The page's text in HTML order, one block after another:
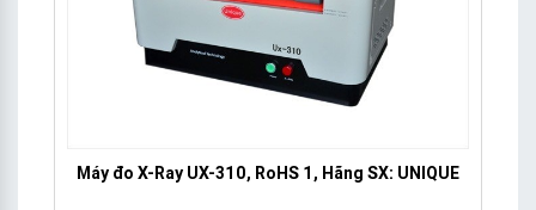
Máy đo X-Ray UX-310, RoHS 1, Hãng SX: UNIQUE